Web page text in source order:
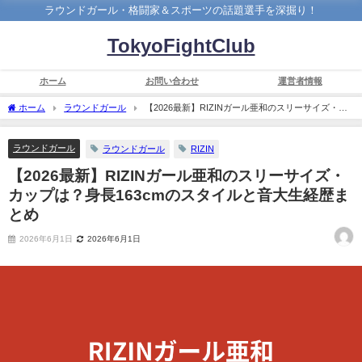
ラウンドガール・格闘家＆スポーツの話題選手を深掘り！
TokyoFightClub
ホーム お問い合わせ 運営者情報
ホーム ラウンドガール
【2026最新】RIZINガール亜和のスリーサイズ・カ
ップは？身長163cmのスタイルと音大生経歴まとめ
ラウンドガール ラウンドガール RIZIN
【2026最新】RIZINガール亜和のスリーサイズ・
カップは？身長163cmのスタイルと音大生経歴ま
とめ
2026年6月1日 2026年6月1日